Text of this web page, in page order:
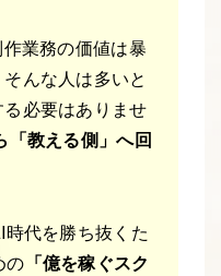
業務の価値は暴
んな人は多いと
必要はありませ
「教える側」へ回
時代を勝ち抜くた
の 「億を稼ぐスク